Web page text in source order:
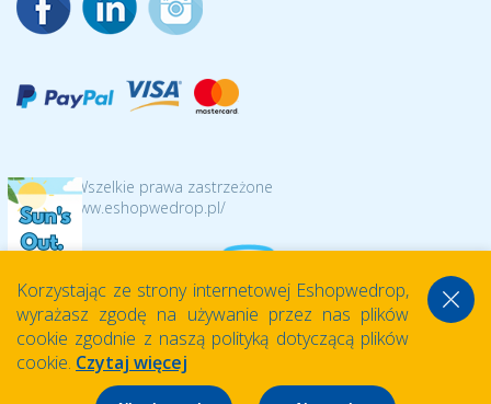
© 2026 Wszelkie prawa zastrzeżone
https://www.eshopwedrop.pl/
Korzystając ze strony internetowej Eshopwedrop,
wyrażasz zgodę na używanie przez nas plików
cookie zgodnie z naszą polityką dotyczącą plików
cookie. Czytaj więcej